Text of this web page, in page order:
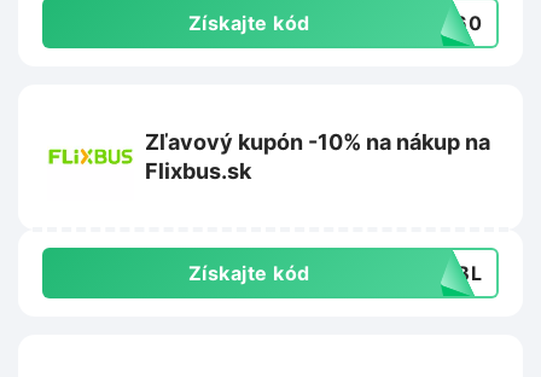
Získajte kód NT60
Zľavový kupón -10% na nákup na
Flixbus.sk
Získajte kód PLBL